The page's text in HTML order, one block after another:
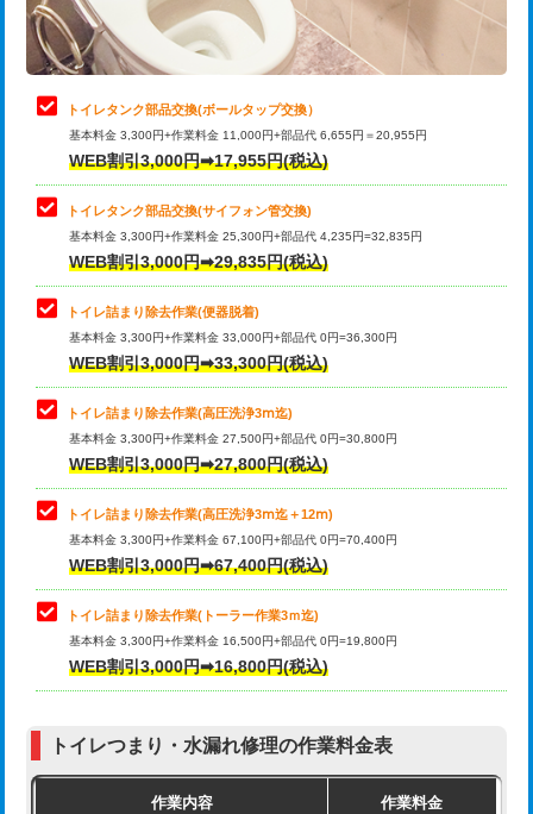
トイレタンク部品交換(ボールタップ交換）
基本料金 3,300円+作業料金 11,000円+部品代 6,655円＝20,955円
WEB割引3,000円➡17,955円(税込)
トイレタンク部品交換(サイフォン管交換)
基本料金 3,300円+作業料金 25,300円+部品代 4,235円=32,835円
WEB割引3,000円➡29,835円(税込)
トイレ詰まり除去作業(便器脱着)
基本料金 3,300円+作業料金 33,000円+部品代 0円=36,300円
WEB割引3,000円➡33,300円(税込)
トイレ詰まり除去作業(高圧洗浄3ⅿ迄)
基本料金 3,300円+作業料金 27,500円+部品代 0円=30,800円
WEB割引3,000円➡27,800円(税込)
トイレ詰まり除去作業(高圧洗浄3ⅿ迄＋12ⅿ)
基本料金 3,300円+作業料金 67,100円+部品代 0円=70,400円
WEB割引3,000円➡67,400円(税込)
トイレ詰まり除去作業(トーラー作業3ｍ迄)
基本料金 3,300円+作業料金 16,500円+部品代 0円=19,800円
WEB割引3,000円➡16,800円(税込)
トイレつまり・水漏れ修理の作業料金表
作業内容 作業料金